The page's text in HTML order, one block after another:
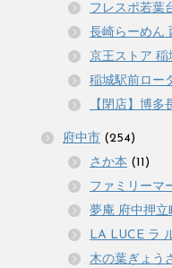
フレスポ若葉
長崎らーめん
京王ストア 稲
稲城駅前ロー
【閉店】博
府中市 (254)
さか本 (11)
ファミリーマ
夢庵 府中押立
LA LUCE ラ
木の葉ぎょう